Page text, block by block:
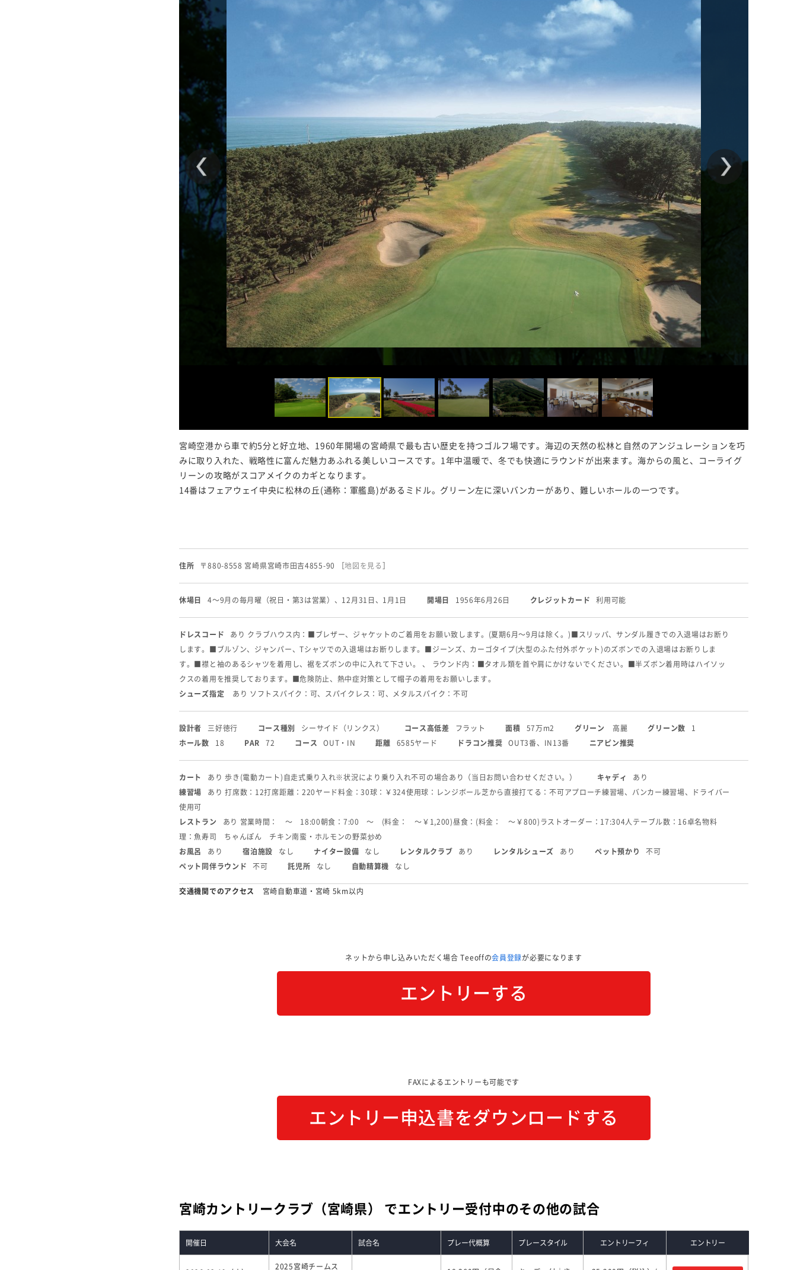
宮崎空港から車で約5分と好立地、1960年開場の宮崎県で最も古い歴史を持つゴルフ場です。海辺の天然の松林と自然のアンジュレーションを巧
みに取り入れた、戦略性に富んだ魅力あふれる美しいコースです。1年中温暖で、冬でも快適にラウンドが出来ます。海からの風と、コーライグ
リーンの攻略がスコアメイクのカギとなります。
14番はフェアウェイ中央に松林の丘(通称：軍艦島)があるミドル。グリーン左に深いバンカーがあり、難しいホールの一つです。
住所 〒880-8558 宮崎県宮崎市田吉4855-90 ［地図を見る
休場日 4〜9月の毎月曜（祝日・第3は営業）、12月31日、1月1日 開場日 1956年6月26日 クレジットカード 利用可能
ドレスコード あり クラブハウス内：■ブレザー、ジャケットのご着用をお願い致します。 (夏期6月〜9月は除く。) ■スリッパ、サンダル履きでの入退場はお断り
します。 ■ブルゾン、ジャンパー、Tシャツでの入退場はお断りします。 ■ジーンズ、カーゴタイプ(大型のふた付外ポケット)のズボンでの入退場はお断りしま
す。 ■襟と袖のあるシャツを着用し、裾をズボンの中に入れて下さい。 、 ラウンド内：■タオル類を首や肩にかけないでください。 ■半ズボン着用時はハイソッ
クスの着用を推奨しております。 ■危険防止、熱中症対策として帽子の着用をお願いします。
シューズ指定 あり ソフトスパイク：可、スパイクレス：可、メタルスパイク：不可
設計者 三好徳行 コース種別 シーサイド（リンクス） コース高低差 フラット 面積 57万m2 グリーン 高麗 グリーン数 1
ホール数 18 PAR 72 コース OUT・IN 距離 6585ヤード ドラコン推奨 OUT3番、IN13番 ニアピン推奨
カート あり 歩き(電動カート) 自走式乗り入れ ※状況により乗り入れ不可の場合あり（当日お問い合わせください。） キャディ あり
練習場 あり 打席数：12打席距離：220ヤード料金：30球：￥324使用球：レンジボール芝から直接打てる：不可アプローチ練習場、バンカー練習場、ドライバー
使用可
レストラン あり 営業時間： 〜 18:00朝食：7:00 〜 (料金： 〜￥1,200)昼食：(料金： 〜￥800) ラストオーダー：17:304人テーブル数：16卓名物料
理：魚寿司 ちゃんぽん チキン南蛮・ホルモンの野菜炒め
お風呂 あり 宿泊施設 なし ナイター設備 なし レンタルクラブ あり レンタルシューズ あり ペット預かり 不可
ペット同伴ラウンド 不可 託児所 なし 自動精算機 なし
交通機関でのアクセス 宮崎自動車道・宮崎 5km以内
ネットから申し込みいただく場合Teeoffの会員登録が必要になります
エントリーする
FAXによるエントリーも可能です
エントリー申込書をダウンロードする
宮崎カントリークラブ（宮崎県） でエントリー受付中のその他の試合
開催日 大会名 試合名 プレー代概算 プレースタイル エントリーフィ エントリー
2025宮崎チームス